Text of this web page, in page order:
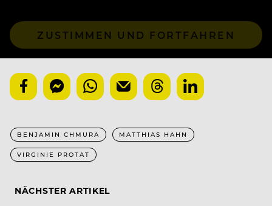
ZUSTIMMEN UND FORTFAHREN
BENJAMIN CHMURA MATTHIAS HAHN
VIRGINIE PROTAT
NÄCHSTER ARTIKEL